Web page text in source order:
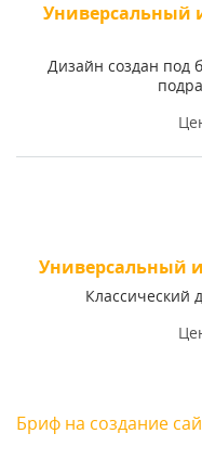
Универсальный
Дизайн создан под
Универсальный
Классический
Бриф на создание